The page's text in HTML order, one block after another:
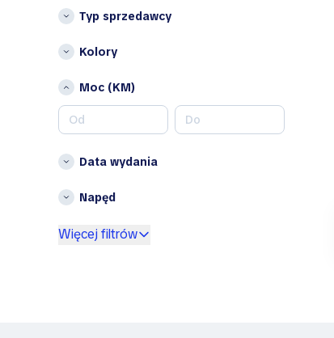
BYD
C
Chrysler
Cupra
D
Daewoo
Belgia
Chorwacja
Czechy
Dania
Estonia
Finlandia
Liechtenstein
Luksemburg
Typ sprzedawcy
Kolory
Moc (KM)
Data wydania
Napęd
Więcej filtrów